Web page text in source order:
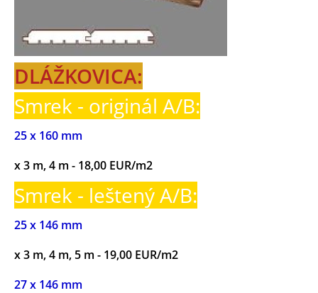
DLÁŽKOVICA:
Smrek - originál A/B:
25 x 160 mm
x 3 m, 4 m - 18,00 EUR/m2
Smrek - leštený A/B:
25 x 146 mm
x 3 m, 4 m, 5 m - 19,00 EUR/m2
27 x 146 mm